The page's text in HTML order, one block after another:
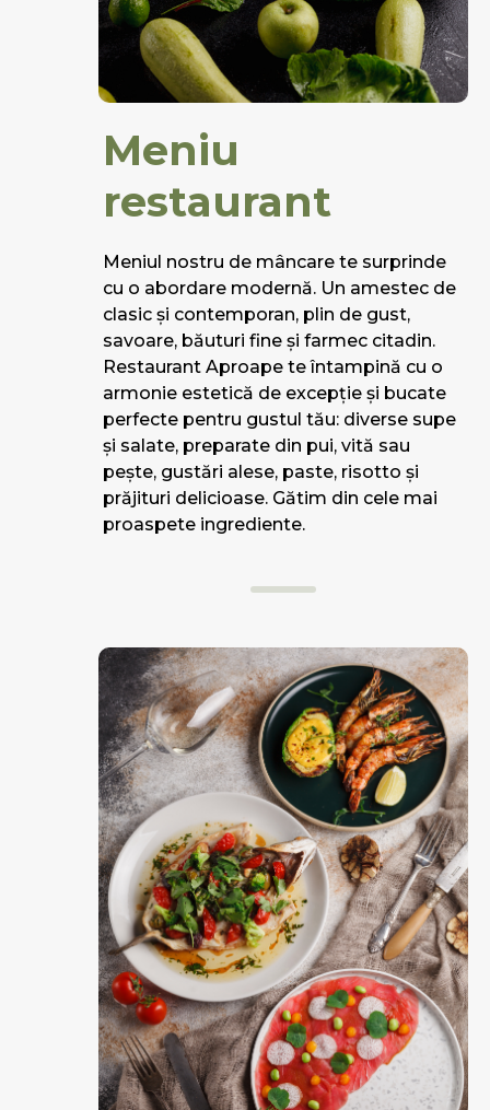
Meniu
restaurant
Meniul nostru de mâncare te surprinde
cu o abordare modernă. Un amestec de
clasic și contemporan, plin de gust,
savoare, băuturi fine și farmec citadin.
Restaurant Aproape te întampină cu o
armonie estetică de excepție și bucate
perfecte pentru gustul tău: diverse supe
și salate, preparate din pui, vită sau
pește, gustări alese, paste, risotto și
prăjituri delicioase. Gătim din cele mai
proaspete ingrediente.